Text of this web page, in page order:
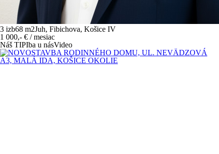
3 izb68 m2Juh, Fibichova, Košice IV
1 000,- € / mesiac
Náš TIPIba u násVideo